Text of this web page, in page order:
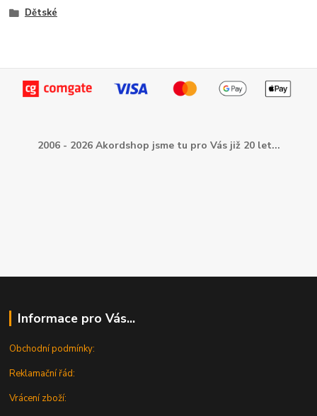
Dětské
2006 - 2026 Akordshop jsme tu pro Vás již 20 let...
Informace pro Vás...
Obchodní podmínky:
Reklamační řád:
Vrácení zboží: